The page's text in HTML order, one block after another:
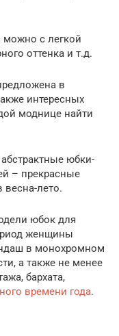
можно с легкой
оттенка и т.д.
в
интересных
моднице найти
юбки-
– прекрасные
лето.
юбок для
женщины
в монохромном
а также не менее
бархата,
времени года.